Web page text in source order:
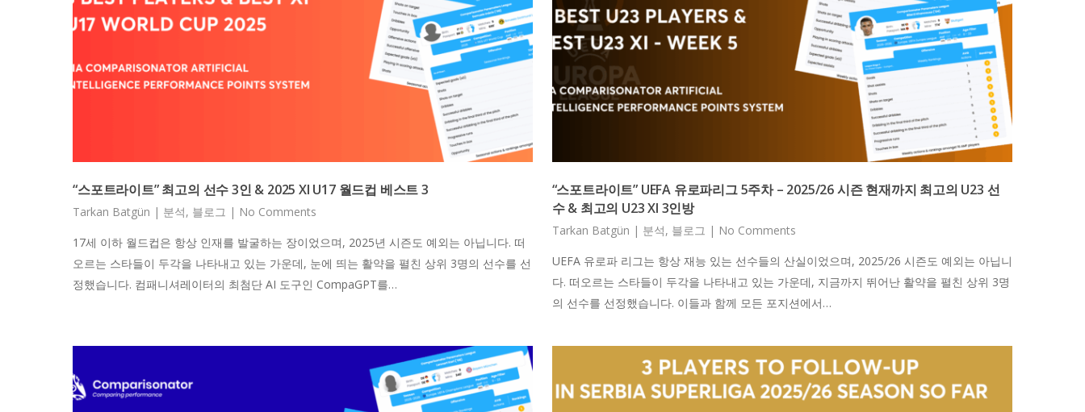
“스포트라이트” 최고의 선수 3인 & 2025 XI U17 월드컵 베스트 3
Tarkan Batgün | 분석, 블로그 | No Comments
17세 이하 월드컵은 항상 인재를 발굴하는 장이었으며, 2025년 시즌도 예외는 아닙니다. 떠
오르는 스타들이 두각을 나타내고 있는 가운데, 눈에 띄는 활약을 펼친 상위 3명의 선수를 선
정했습니다. 컴패니셔레이터의 최첨단 AI 도구인 CompaGPT를…
“스포트라이트” UEFA 유로파리그 5주차 – 2025/26 시즌 현재까지 최고의 U23 선
수 & 최고의 U23 XI 3인방
Tarkan Batgün | 분석, 블로그 | No Comments
UEFA 유로파 리그는 항상 재능 있는 선수들의 산실이었으며, 2025/26 시즌도 예외는 아닙니
다. 떠오르는 스타들이 두각을 나타내고 있는 가운데, 지금까지 뛰어난 활약을 펼친 상위 3명
의 선수를 선정했습니다. 이들과 함께 모든 포지션에서…